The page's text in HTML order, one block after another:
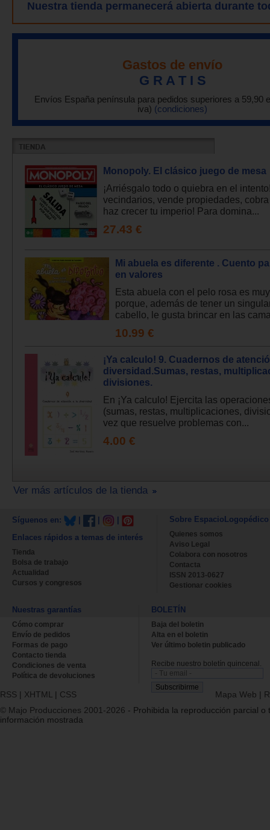
Nuestra tienda permanecerá abierta durante
Gastos de envío
G R A T I S
Envíos España península para pedidos superiores a 59,90
iva) (condiciones)
Monopoly. El clásico juego de mesa
¡Arriésgalo todo o quiebra en el
vecindarios, vende propiedades,
haz crecer tu imperio! Para domina...
27.43 €
Mi abuela es diferente . Cuento
en valores
Esta abuela con el pelo rosa es
porque, además de tener un
cabello, le gusta brincar en las
10.99 €
¡Ya calculo! 9. Cuadernos de
diversidad.Sumas, restas,
divisiones.
En ¡Ya calculo! Ejercita las
(sumas, restas, multiplicaciones,
vez que resuelve problemas con...
4.00 €
Ver más artículos de la tienda
Síguenos en:
Enlaces rápidos a temas de interés
Tienda
Bolsa de trabajo
Actualidad
Cursos y congresos
Sobre EspacioLogopédico
Quienes somos
Aviso Legal
Colabora con nosotros
Contacta
ISSN 2013-0627
Gestionar cookies
Nuestras garantías
Cómo comprar
Envío de pedidos
Formas de pago
Contacto tienda
Condiciones de venta
Política de devoluciones
BOLETÍN
Baja del boletin
Alta en el boletin
Ver último boletin publicado
Recibe nuestro boletín quincenal.
RSS | XHTML | CSS Mapa Web |
© Majo Producciones 2001-2026 - Prohibida la reproducción parcial o
información mostrada